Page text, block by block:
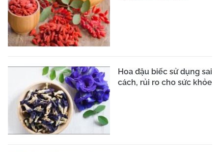
Hoa đậu biếc sử dụng sai
cách, rủi ro cho sức khỏe